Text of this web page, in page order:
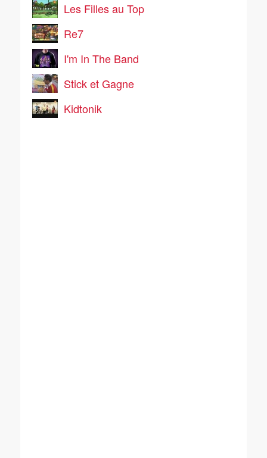
Les Filles au Top
Re7
I'm In The Band
Stick et Gagne
Kidtonik